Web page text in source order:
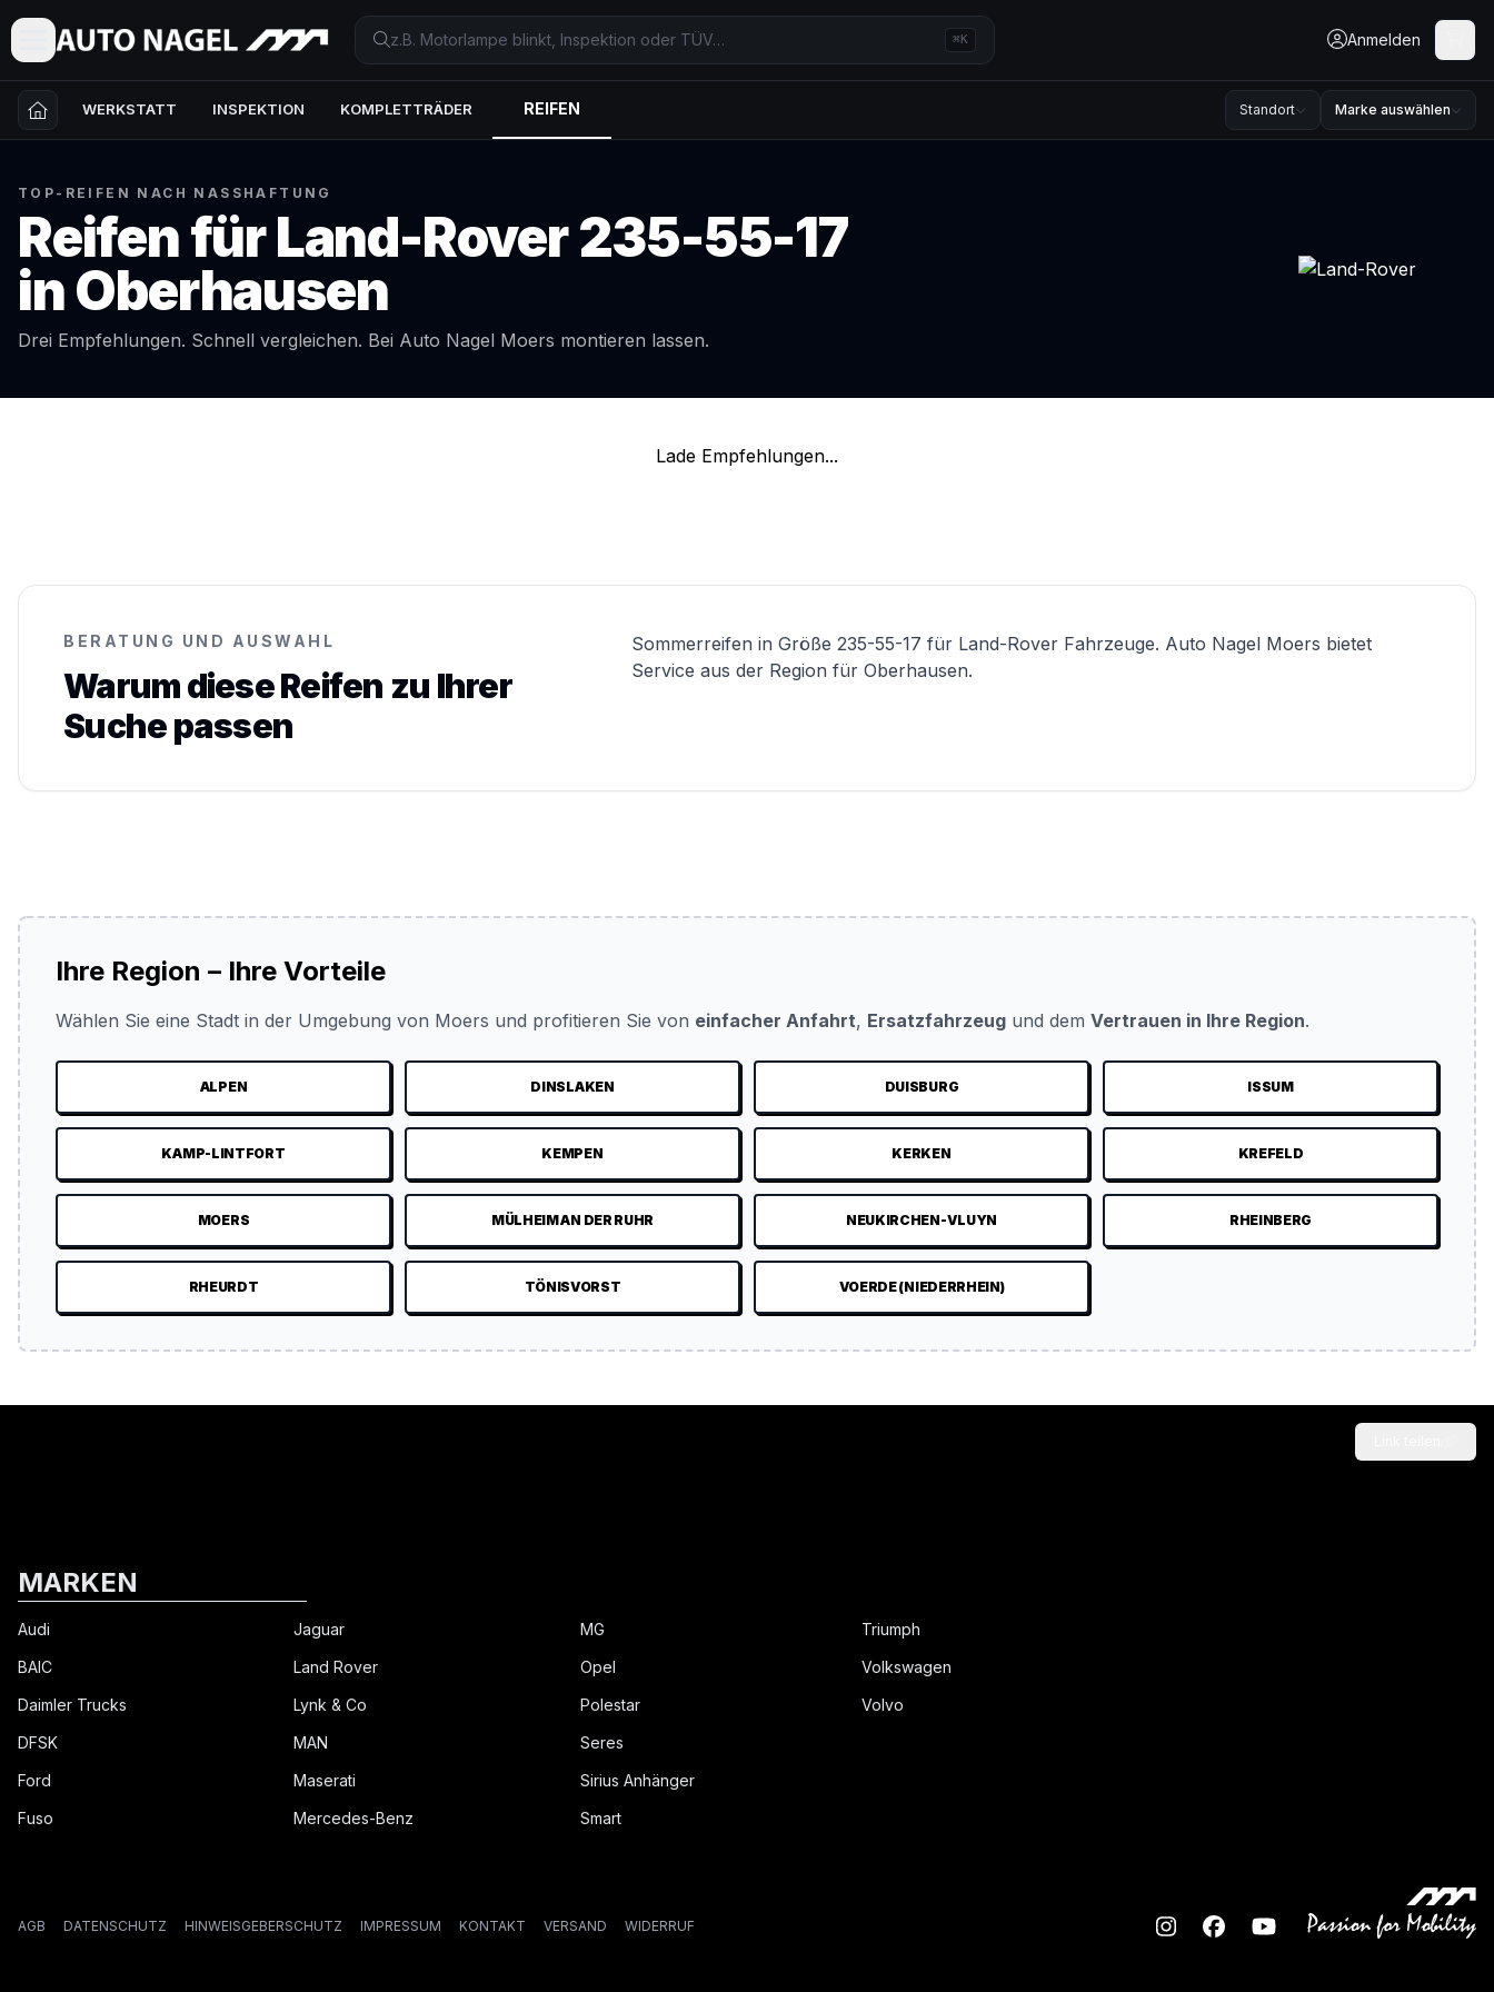
⌘K Anmelden
WERKSTATT INSPEKTION KOMPLETTRÄDER REIFEN Standort Marke auswählen
TOP-REIFEN NACH NASSHAFTUNG
Reifen fürLand-Rover235-55-17
inOberhausen
Drei Empfehlungen. Schnell vergleichen. Bei Auto Nagel Moers montieren lassen.
Lade Empfehlungen...
BERATUNG UND AUSWAHL
Warum diese Reifen zu Ihrer
Suche passen
Sommerreifen in Größe 235-55-17 für Land-Rover Fahrzeuge. Auto Nagel Moers bietet
Service aus der Region für Oberhausen.
Ihre Region – Ihre Vorteile
Wählen Sie eine Stadt in der Umgebung von Moers und profitieren Sie von einfacher Anfahrt, Ersatzfahrzeug und dem Vertrauen in Ihre Region.
ALPEN DINSLAKEN DUISBURG ISSUM
KAMP-LINTFORT KEMPEN KERKEN KREFELD
MOERS MÜLHEIM AN DER RUHR NEUKIRCHEN-VLUYN RHEINBERG
RHEURDT TÖNISVORST VOERDE (NIEDERRHEIN)
MARKEN
Audi
BAIC
Daimler Trucks
DFSK
Ford
Fuso
Jaguar
Land Rover
Lynk & Co
MAN
Maserati
Mercedes-Benz
MG
Opel
Polestar
Seres
Sirius Anhänger
Smart
Triumph
Volkswagen
Volvo
AGB DATENSCHUTZ HINWEISGEBERSCHUTZ IMPRESSUM KONTAKT VERSAND WIDERRUF